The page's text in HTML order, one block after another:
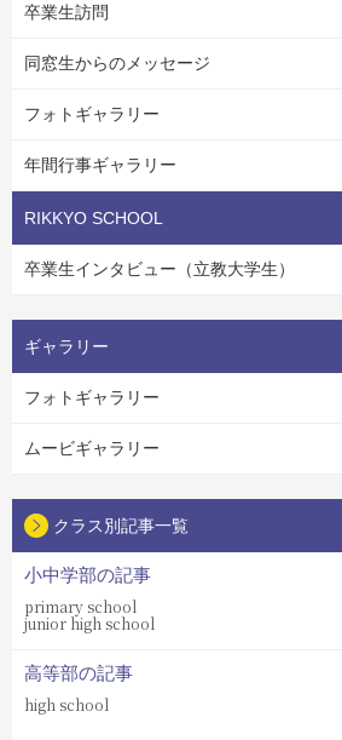
卒業生訪問
同窓生からのメッセージ
フォトギャラリー
年間行事ギャラリー
RIKKYO SCHOOL
卒業生インタビュー（立教大学生）
ギャラリー
フォトギャラリー
ムービギャラリー
クラス別記事一覧
小中学部の記事
primary school
junior high school
高等部の記事
high school